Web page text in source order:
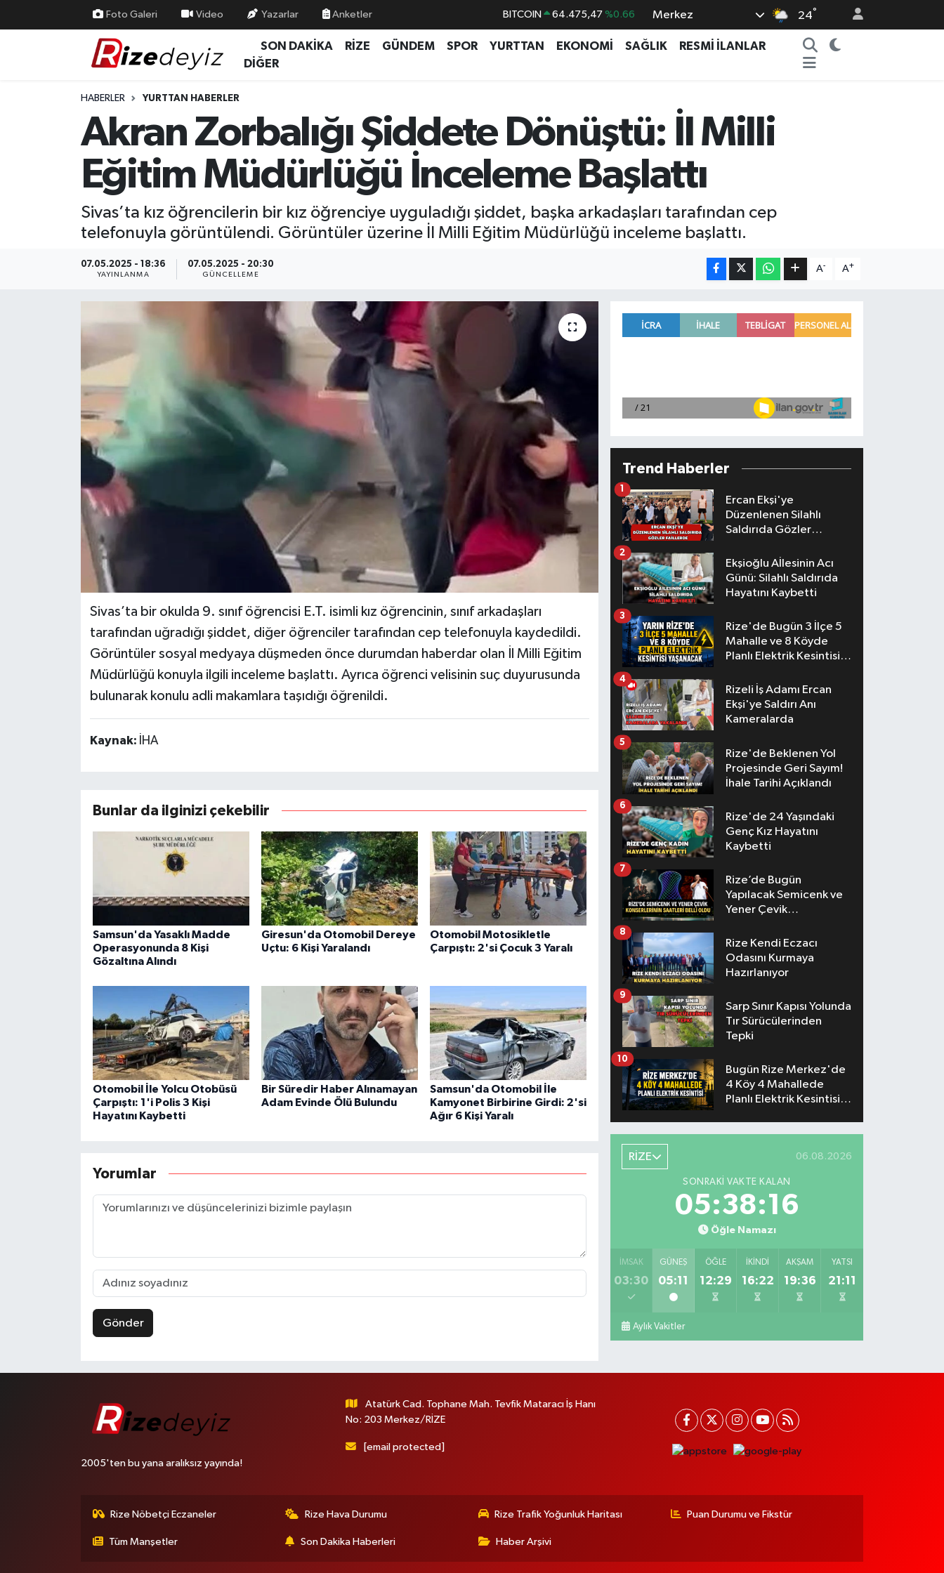
Foto Galeri Video Yazarlar Anketler BITCOIN 64.475,47 %0.66
DOLAR 47,5971 %0.05
GRAM ALTIN 6518.23
BİST100 13.703 %0
Merkez 24°
SON DAKİKA RİZE GÜNDEM SPOR YURTTAN EKONOMİ SAĞLIK
RESMİ İLANLAR
DİĞER
HABERLER YURTTAN HABERLER
Akran Zorbalığı Şiddete Dönüştü: İl Milli
Eğitim Müdürlüğü İnceleme Başlattı
Sivas’ta kız öğrencilerin bir kız öğrenciye uyguladığı şiddet, başka arkadaşları tarafından cep
telefonuyla görüntülendi. Görüntüler üzerine İl Milli Eğitim Müdürlüğü inceleme başlattı.
07.05.2025 - 18:36
YAYINLANMA
07.05.2025 - 20:30
GÜNCELLEME
A- A+
Sivas’ta bir okulda 9. sınıf öğrencisi E.T. isimli kız öğrencinin, sınıf arkadaşları
tarafından uğradığı şiddet, diğer öğrenciler tarafından cep telefonuyla kaydedildi.
Görüntüler sosyal medyaya düşmeden önce durumdan haberdar olan İl Milli Eğitim
Müdürlüğü konuyla ilgili inceleme başlattı. Ayrıca öğrenci velisinin suç duyurusunda
bulunarak konulu adli makamlara taşıdığı öğrenildi.
Kaynak: İHA
Bunlar da ilginizi çekebilir
Samsun'da Yasaklı Madde
Operasyonunda 8 Kişi
Gözaltına Alındı
Giresun'da Otomobil Dereye
Uçtu: 6 Kişi Yaralandı
Otomobil Motosikletle
Çarpıştı: 2'si Çocuk 3 Yaralı
Otomobil İle Yolcu Otobüsü
Çarpıştı: 1'i Polis 3 Kişi
Hayatını Kaybetti
Bir Süredir Haber Alınamayan
Adam Evinde Ölü Bulundu
Samsun'da Otomobil İle
Kamyonet Birbirine Girdi: 2'si
Ağır 6 Kişi Yaralı
Yorumlar
Gönder
Trend Haberler
Ercan Ekşi'ye
Düzenlenen Silahlı
Saldırıda Gözler
1
Ekşioğlu Aİlesinin Acı
Günü: Silahlı Saldırıda
Hayatını Kaybetti
2
Rize'de Bugün 3 İlçe 5
Mahalle ve 8 Köyde
Planlı Elektrik Kesintisi
3
Rizeli İş Adamı Ercan
Ekşi'ye Saldırı Anı
Kameralarda
4
Rize'de Beklenen Yol
Projesinde Geri Sayım!
İhale Tarihi Açıklandı
5
Rize'de 24 Yaşındaki
Genç Kız Hayatını
Kaybetti
6
Rize’de Bugün
Yapılacak Semicenk ve
Yener Çevik
Belli Oldu
7
Rize Kendi Eczacı
Odasını Kurmaya
Hazırlanıyor
8
Sarp Sınır Kapısı Yolunda
Tır Sürücülerinden
Tepki
9
Bugün Rize Merkez'de
4 Köy 4 Mahallede
Planlı Elektrik Kesintisi
10
RİZE 06.08.2026
SONRAKI VAKTE KALAN
05:38:16
Öğle Namazı
İMSAK
03:30
GÜNEŞ
05:11
ÖĞLE
12:29
İKINDI
16:22
AKŞAM
19:36
YATSI
21:11
Aylık Vakitler
2005'ten bu yana aralıksız yayında!
Atatürk Cad. Tophane Mah. Tevfik Mataracı İş Hanı
No: 203 Merkez/RİZE
[email protected]
Rize Nöbetçi Eczaneler Rize Hava Durumu Rize Trafik Yoğunluk Haritası Puan Durumu ve Fikstür
Tüm Manşetler Son Dakika Haberleri Haber Arşivi
Yurttan Haberler
Ekonomi
Rize Nöbetçi Eczaneler
Rize Trafik Yoğunluk Haritası
Süper Lig Puan Durumu ve Fikstür
Tüm Manşetler
Son Dakika Haberleri
Haber Arşivi